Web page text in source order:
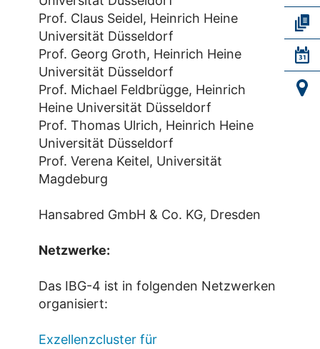
Prof. Claus Seidel, Heinrich Heine
Universität Düsseldorf
Prof. Georg Groth, Heinrich Heine
Universität Düsseldorf
Prof. Michael Feldbrügge, Heinrich
Heine Universität Düsseldorf
Prof. Thomas Ulrich, Heinrich Heine
Universität Düsseldorf
Prof. Verena Keitel, Universität
Magdeburg
Hansabred GmbH & Co. KG, Dresden
Netzwerke:
Das IBG-4 ist in folgenden Netzwerken
organisiert:
Exzellenzcluster für